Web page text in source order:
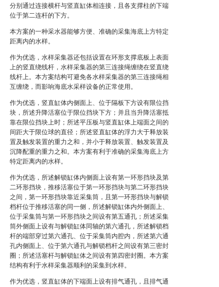
分别通过连接横杆与竖直缸体相连接，且各支撑柱的下端
位于第二连杆的下方。
本方案的一种采水器能够方便、准确的采集海底上方特定
距离内的水样。
作为优选，水样采集器还包括设置在环形支撑底板上表面
上的竖直绕线杆，水样采集器的第三连接绳缠绕在竖直绕
线杆上。本方案结构可避免各水样采集器的第三连接绳相
互缠绕，而影响海底水采样设备的正常使用。
作为优选，竖直缸体内侧面上、位于隔板下方设有限位挡
块，所述升降活塞位于限位挡块下方；并且当升降活塞抵
靠在限位挡块上时；所述平压板与竖直缸体上端面之间的
间距大于限位球的直径；所述竖直缸体的浮力大于释放装
置及触发装置的重力之和，并小于释放装置、触发装置及
沉降配重的重力之和。本方案有利于准确的采集海底上方
特定距离内的水样。
作为优选，所述解锁缸体内侧面上设有第一环形挡块及第
二环形挡块，推移活塞位于第一环形挡块与第二环形挡块
之间，第一环形挡块靠近采集筒，且第一环形挡块与解锁
档杆位于推移活塞的同一侧，所述解锁缸体内外侧面上、
位于采集筒与第一环形挡块之间设有第五通孔；所述采集
筒外侧面上设有与解锁缸体同轴的第六通孔，所述解锁档
杆的端部穿过第六通孔、位于采集筒内腔内，所述第六通
孔内侧面上、位于第六通孔与解锁档杆之间设有第三密封
圈；所述活塞杆与解锁缸体之间设有第四密封圈。本方案
结构有利于水样采集器顺利的采集到水样。
作为优选，竖直缸体的下端面上设有排气通孔，且排气通